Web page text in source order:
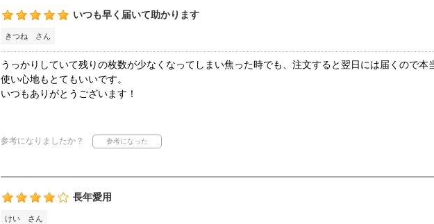
いつも早く届いて助かります
きつね さん
うっかりしていて残りの枚数が少なくなってしまい焦った時でも、注文すると翌日には届くので本
使い心地もとてもいいです。
いつもありがとうございます！
参考になりましたか？
長年愛用
けい さん